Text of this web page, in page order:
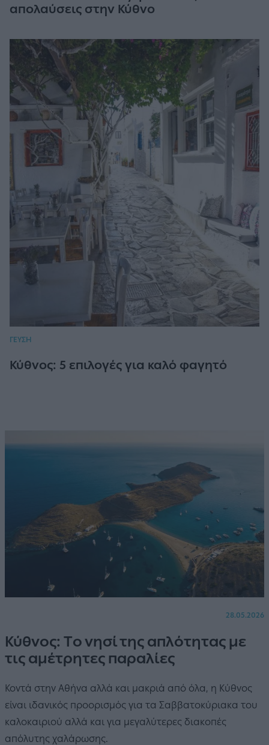
απολαύσεις στην Κύθνο
ΓΕΥΣΗ
Κύθνος: 5 επιλογές για καλό φαγητό
28.05.2026
Κύθνος: Tο νησί της απλότητας με
τις αμέτρητες παραλίες
Κοντά στην Αθήνα αλλά και μακριά από όλα, η Κύθνος
είναι ιδανικός προορισμός για τα Σαββατοκύριακα του
καλοκαιριού αλλά και για μεγαλύτερες διακοπές
απόλυτης χαλάρωσης.